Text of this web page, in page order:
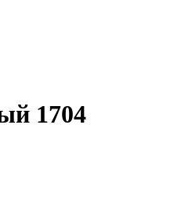
1704